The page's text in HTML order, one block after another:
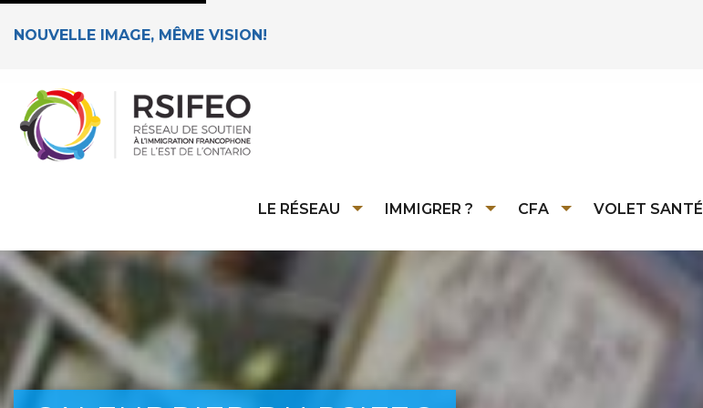
NOUVELLE IMAGE, MÊME VISION!
LE RÉSEAU IMMIGRER ? CFA VOLET SANTÉ